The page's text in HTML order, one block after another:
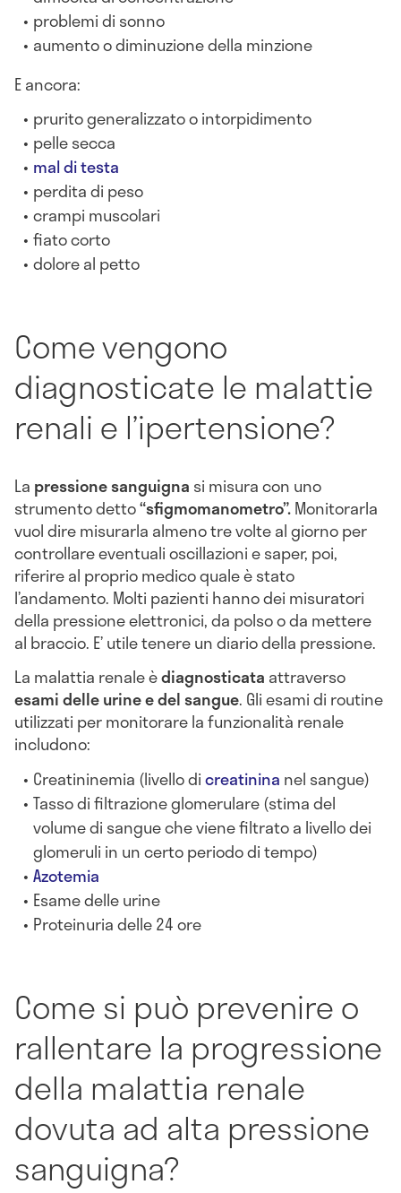
problemi di sonno
aumento o diminuzione della minzione
E ancora:
prurito generalizzato o intorpidimento
pelle secca
mal di testa
perdita di peso
crampi muscolari
fiato corto
dolore al petto
Come vengono
diagnosticate le malattie
renali e l’ipertensione?
La pressione sanguigna si misura con uno
strumento detto“sfigmomanometro”.Monitorarla
vuol dire misurarla almeno tre volte al giorno per
controllare eventuali oscillazioni e saper, poi,
riferire al proprio medico quale è stato
l’andamento. Molti pazienti hanno dei misuratori
della pressione elettronici, da polso o da mettere
al braccio. E’ utile tenere un diario della pressione.
La malattia renale èdiagnosticata attraverso
esami delle urine e del sangue. Gli esami di routine
utilizzati per monitorare la funzionalità renale
includono:
Creatininemia (livello dicreatinina nel sangue)
Tasso di filtrazione glomerulare (stima del
volume di sangue che viene filtrato a livello dei
glomeruli in un certo periodo di tempo)
Azotemia
Esame delle urine
Proteinuria delle 24 ore
Come si può prevenire o
rallentare la progressione
della malattia renale
dovuta ad alta pressione
sanguigna?